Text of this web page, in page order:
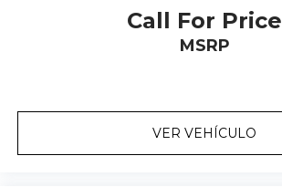
Call For Price
MSRP
VER VEHÍCULO